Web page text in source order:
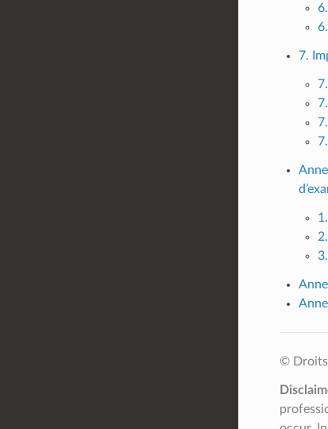
7.
© Droits